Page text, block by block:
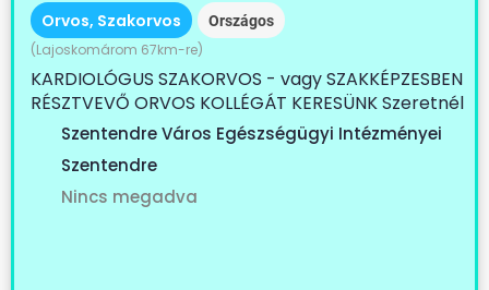
Orvos, Szakorvos Országos
(Lajoskomárom 67km-re)
KARDIOLÓGUS SZAKORVOS - vagy SZAKKÉPZESBEN
RÉSZTVEVŐ ORVOS KOLLÉGÁT KERESÜNK Szeretnél
egy...Szentendre Város Egészségügyi Intézményei
Szentendre
Nincs megadva